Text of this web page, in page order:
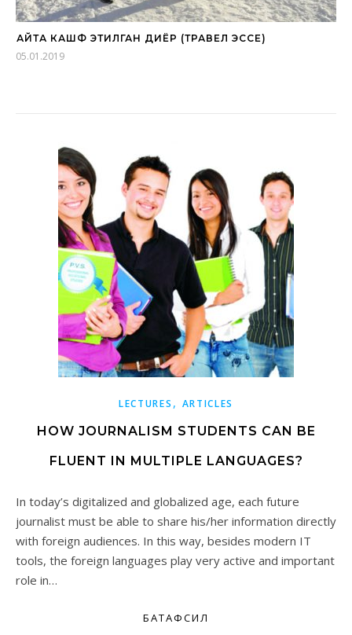
ҚАЙТА КАШФ ЭТИЛГАН ДИЁР (ТРАВЕЛ ЭССЕ)
05.01.2019
LECTURES , ARTICLES
HOW JOURNALISM STUDENTS CAN BE
FLUENT IN MULTIPLE LANGUAGES?
In today’s digitalized and globalized age, each future
journalist must be able to share his/her information directly
with foreign audiences. In this way, besides modern IT
tools, the foreign languages play very active and important
role in…
БАТАФСИЛ